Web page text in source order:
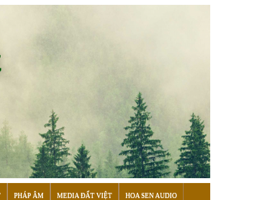
PHÁP ÂM MEDIA ĐẤT VIỆT HOA SEN AUDIO